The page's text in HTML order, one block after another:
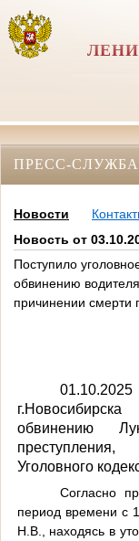
ПРЕСС-СЛУЖБА
Новости
Новость от
Поступило
обвинению
причинении смерти
обвинению
Уголовного
Согласно
период времени с
Н.В., находясь в